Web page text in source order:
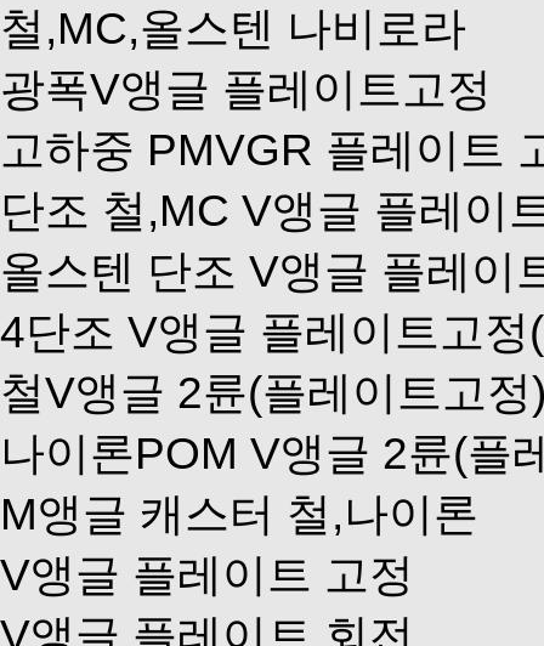
철,MC,올스텐 나비로라
광폭V앵글 플레이트고정
고하중 PMVGR 플레이트
단조 철,MC V앵글 플레이
올스텐 단조 V앵글 플레이
4단조 V앵글 플레이트고정
철V앵글 2륜(플레이트고정
나이론POM V앵글 2륜(플
M앵글 캐스터 철,나이론
V앵글 플레이트 고정
V앵글 플레이트 회전